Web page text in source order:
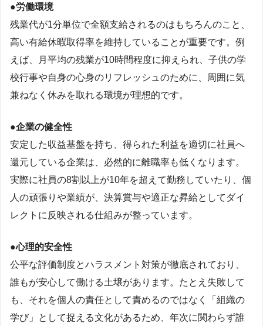
●労働環境
残業代が1分単位で全額支給されるのはもちろんのこと、
高い有給休暇取得率を維持していることが重要です。例
えば、月平均の残業が10時間程度に抑えられ、子供の学
校行事や自身の心身のリフレッシュのために、周囲に気
兼ねなく休みを取れる環境が理想的です。
●企業の健全性
安定した収益基盤を持ち、得られた利益を適切に社員へ
還元している企業は、必然的に離職率も低くなります。
実際に社員の8割以上が10年を超えて勤務していたり、個
人の頑張りや業績が、決算賞与や適正な昇給としてダイ
レクトに反映される仕組みが整っています。
●心理的安全性
公平な評価制度とハラスメント対策が徹底されており、
誰もが安心して働ける土壌があります。たとえ失敗して
も、それを個人の責任として責めるのではなく「組織の
学び」として捉える文化があるため、年次に関わらず誰